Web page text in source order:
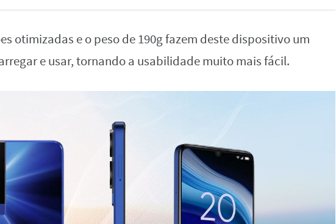
otimizadas e o peso de 190g fazem deste dispositivo um
e usar, tornando a usabilidade muito mais fácil.